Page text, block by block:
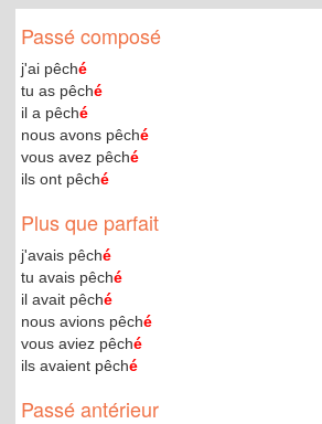
Passé composé
j'ai pêché
tu as pêché
il a pêché
nous avons pêché
vous avez pêché
ils ont pêché
Plus que parfait
j'avais pêché
tu avais pêché
il avait pêché
nous avions pêché
vous aviez pêché
ils avaient pêché
Passé antérieur